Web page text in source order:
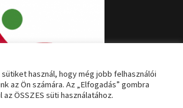
használ, hogy még jobb felhasználói
az Ön számára. Az „Elfogadás” gombra
ÖSSZES süti használatához.